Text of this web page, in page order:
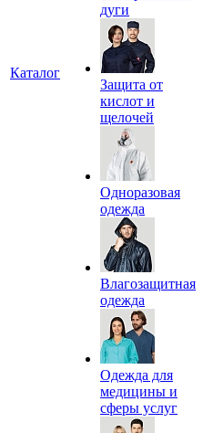
Каталог
дуги
Защита от
кислот и
щелочей
Одноразовая
одежда
Влагозащитная
одежда
Одежда для
медицины и
сферы услуг